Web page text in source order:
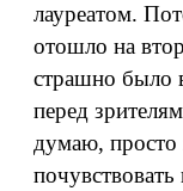
лауреатом.
отошло на
страшно было
перед
думаю, просто
почувствовать